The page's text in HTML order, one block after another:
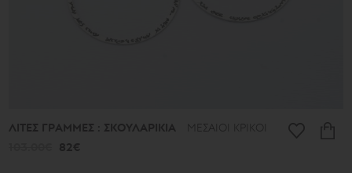
ΛΙΤΕΣ ΓΡΑΜΜΕΣ : ΣΚΟΥΛΑΡΙΚΙΑ ΜΕΣΑΙΟΙ ΚΡΙΚΟΙ
82€